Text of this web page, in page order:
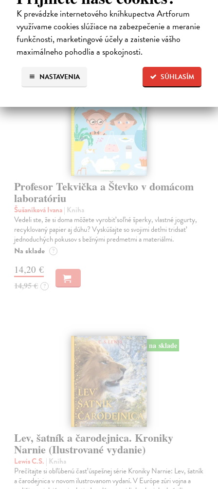
K prevádzke internetového kníhkupectva Artforum
využívame cookies slúžiace na zabezpečenie a meranie
funkčnosti, marketingové účely a zaistenie vášho
maximálneho pohodlia a spokojnosti.
SÚHLASÍM
NASTAVENIA
28,03 €
28,90 €
na sklade
Profesor Tekvička a Števko v domácom
laboratóriu
Šušaníková Ivana| Kniha
Vedeli ste, že si doma môžete vyrobiť soľné šperky, vlastné jogurty,
recyklovaný papier aj dúhu? Vyskúšajte so svojimi deťmi tridsať
jednoduchých pokusov s bežnými predmetmi a materiálmi.
Na sklade ?
14,20 €
14,95 € ?
na sklade
Lev, šatník a čarodejnica. Kroniky
Narnie (Ilustrované vydanie)
Lewis C.S. | Kniha
Prečítajte si obľúbenú časť úspešnej série Kroniky Narnie: Lev, šatník
a čarodejnica v novom ilustrovanom vydaní. V Európe zúri vojna a